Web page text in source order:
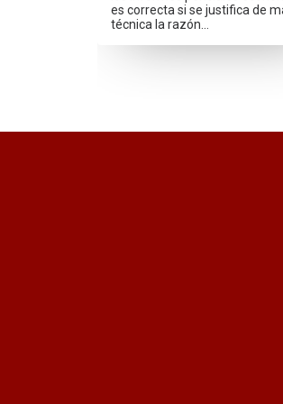
es correcta si se justifica de
técnica la razón…